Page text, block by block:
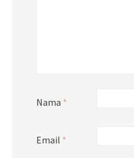
Nama *
Email *